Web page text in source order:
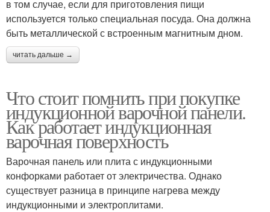
в том случае, если для приготовления пищи
используется только специальная посуда. Она должна
быть металлической с встроенным магнитным дном.
читать дальше →
Что стоит помнить при покупке
индукционной варочной панели.
Как работает индукционная
варочная поверхность
Варочная панель или плита с индукционными
конфорками работает от электричества. Однако
существует разница в принципе нагрева между
индукционными и электроплитами.